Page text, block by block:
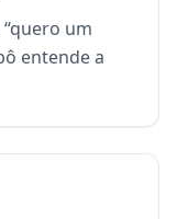
um
entende a